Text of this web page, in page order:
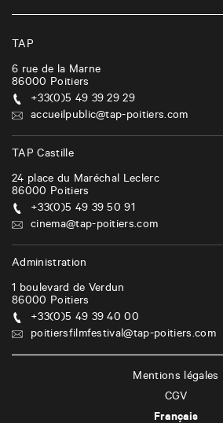
TAP
6 rue de la Marne
86000 Poitiers
+33(0)5 49 39 29 29
accueilpublic@tap-poitiers.com
TAP Castille
24 place du Maréchal Leclerc
86000 Poitiers
+33(0)5 49 39 50 91
cinema@tap-poitiers.com
Administration
1 boulevard de Verdun
86000 Poitiers
+33(0)5 49 39 40 00
poitiersfilmfestival@tap-poitiers.com
Mentions légales
CGV
Français